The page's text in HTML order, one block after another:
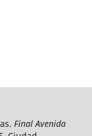
Final Avenida